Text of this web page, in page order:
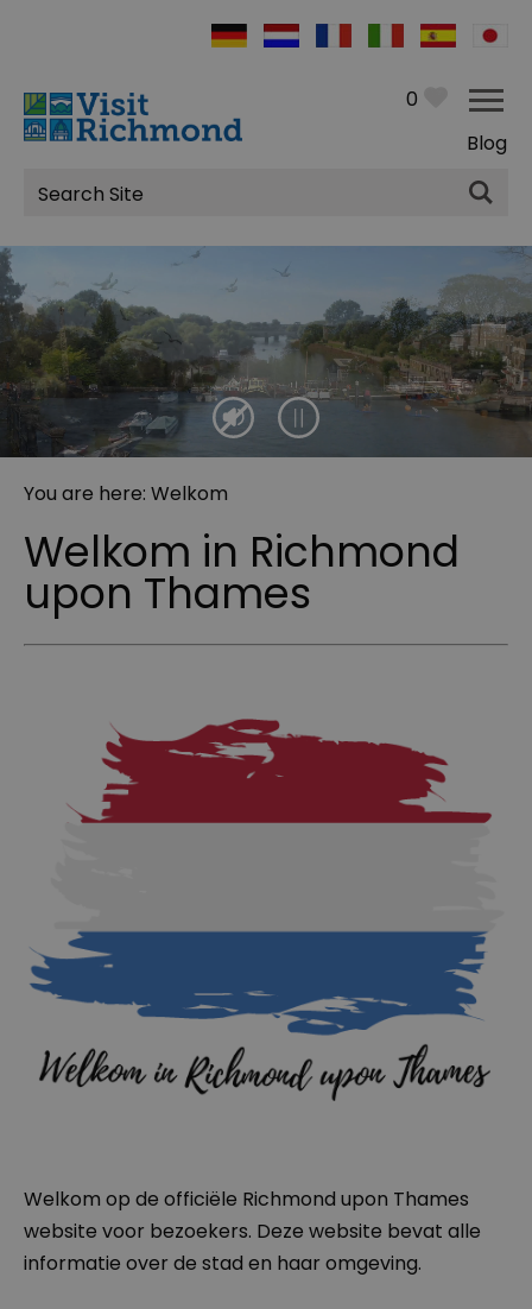
0
Blog
Site
Search
You are here: Welkom
Welkom in Richmond
upon Thames
Welkom op de officiële Richmond upon Thames
website voor bezoekers. Deze website bevat alle
informatie over de stad en haar omgeving.